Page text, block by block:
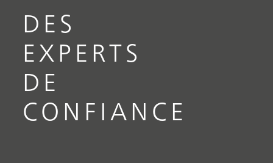
DES
EXPERTS
DE
CONFIANCE